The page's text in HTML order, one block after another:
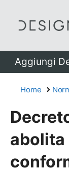
Aggiungi
Home
abolita